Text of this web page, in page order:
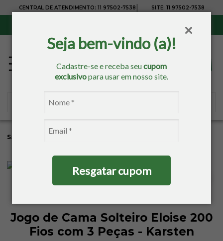
Seja bem-vindo (a)!
Cadastre-se e receba seucupom
exclusivopara usar em nosso site.
Resgatar cupom
CENTRAL DE ATENDIMENTO: 11 97502-7538 SITE: 11 97502-7538
Sacaria
Jogo de Cama Solteiro Eloise 200
Fios com 3 Peças - Karsten